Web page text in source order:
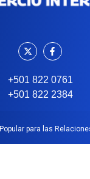
+501 822 0761
+501 822 2384
para las